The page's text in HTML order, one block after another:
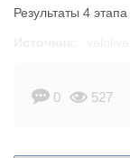
Результаты 4
0 527